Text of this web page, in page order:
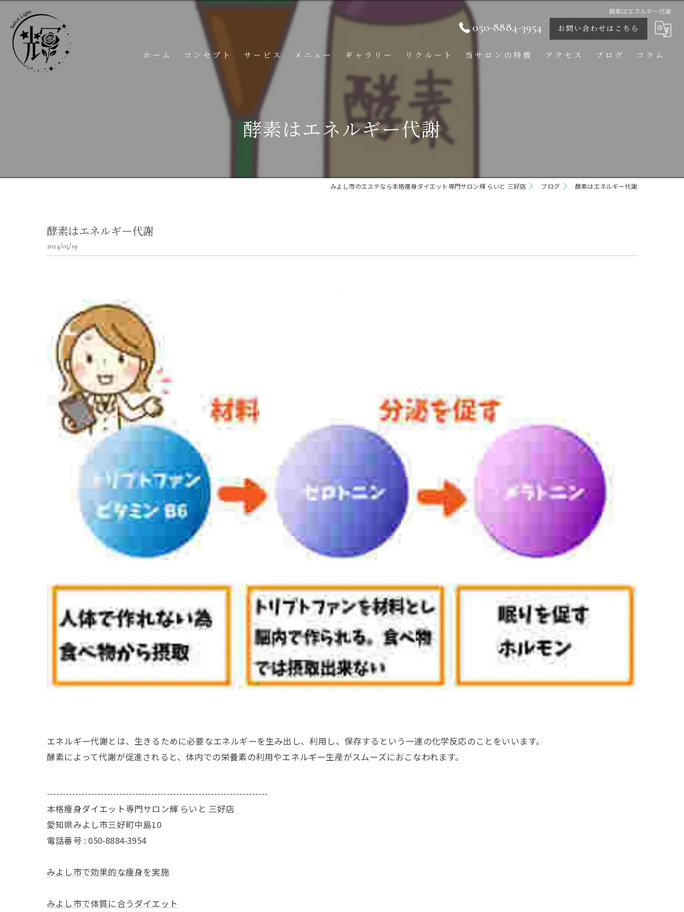
酵素はエネルギー代謝
050-8884-3954 お問い合わせはこちら
ホーム コンセプト サービス
コンテンツ
メニュー ギャラリー リクルート 当サロンの特徴
ブライダル
アクセス ブログ コラム
酵素はエネルギー代謝
みよし市のエステなら本格痩身ダイエット専門サロン輝 らいと 三好店 ブログ 酵素はエネルギー代謝
酵素はエネルギー代謝
2024/05/19
エネルギー代謝とは、生きるために必要なエネルギーを生み出し、利用し、保存するという一連の化学反応のことをいいます。
酵素によって代謝が促進されると、体内での栄養素の利用やエネルギー生産がスムーズにおこなわれます。
----------------------------------------------------------------------
本格痩身ダイエット専門サロン輝 らいと 三好店
愛知県みよし市三好町中島10
電話番号 : 050-8884-3954
みよし市で効果的な痩身を実施
みよし市で体質に合うダイエット